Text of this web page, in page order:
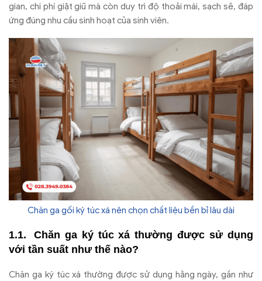
gian, chi phí giặt giũ mà còn duy trì độ thoải mái, sạch sẽ,đáp
ứng đúng nhu cầu sinh hoạt của sinh viên.
Chăn ga gối ký túc xá nên chọn chất liệu bền bỉ lâu dài
Chăn ga ký túc xá thườngđược sử dụng
với tần suất như thế nào?
Chăn ga ký túc xá thườngđược sử dụng hằng ngày, gần như